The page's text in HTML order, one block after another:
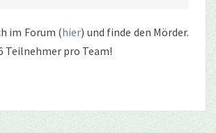
im Forum (hier) und finde den Mörder.
Teilnehmer pro Team!